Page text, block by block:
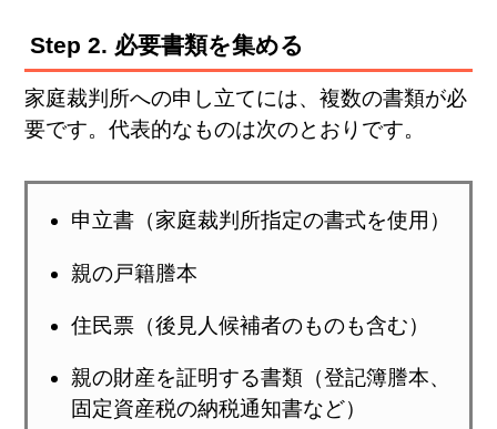
Step 2. 必要書類を集める
家庭裁判所への申し立てには、複数の書類が必
要です。代表的なものは次のとおりです。
申立書（家庭裁判所指定の書式を使用）
親の戸籍謄本
住民票（後見人候補者のものも含む）
親の財産を証明する書類（登記簿謄本、
固定資産税の納税通知書など）